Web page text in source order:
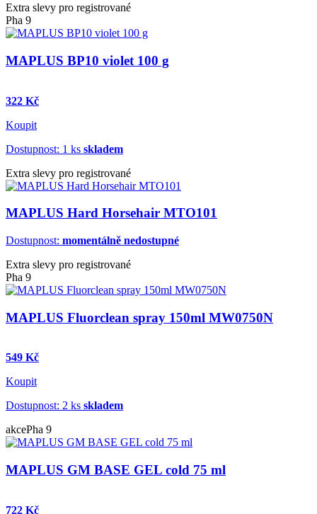
Extra slevy pro registrované
Pha 9
MAPLUS BP10 violet 100 g
322 Kč
Koupit
Dostupnost: 1 ks skladem
Extra slevy pro registrované
MAPLUS Hard Horsehair MTO101
Dostupnost: momentálně nedostupné
Extra slevy pro registrované
Pha 9
MAPLUS Fluorclean spray 150ml MW0750N
549 Kč
Koupit
Dostupnost: 2 ks skladem
akcePha 9
MAPLUS GM BASE GEL cold 75 ml
722 Kč